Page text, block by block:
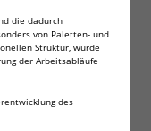
die dadurch
von Paletten- und
Struktur, wurde
der Arbeitsabläufe
des